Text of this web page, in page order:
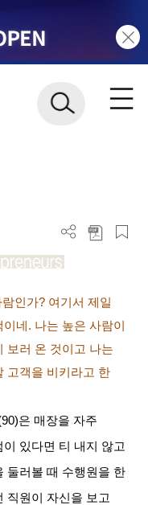
람인가? 여기서 제일
네 . 나는 높은 사람이
보러 온 것이고 나는
고객을 비키라고 한
은 매장을 자주
이 있다면 티 내지 않고
둘러볼 때 수행원을 한
직원이 자신을 보고